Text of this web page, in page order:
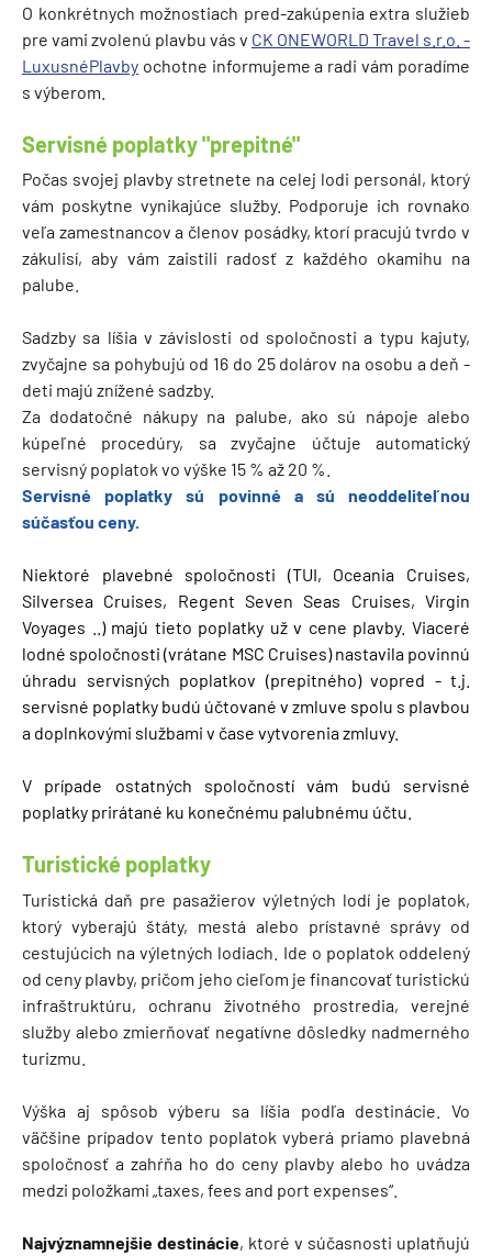
O konkrétnych možnostiach pred-zakúpenia extra služieb
pre vami zvolenú plavbu vás v CK ONEWORLD Travel s.r.o. -
LuxusnéPlavby ochotne informujeme a radi vám poradíme
s výberom.
Servisné poplatky "prepitné"
Počas svojej plavby stretnete na celej lodi personál, ktorý
vám poskytne vynikajúce služby. Podporuje ich rovnako
veľa zamestnancov a členov posádky, ktorí pracujú tvrdo v
zákulisí, aby vám zaistili radosť z každého okamihu na
palube.
Sadzby sa líšia v závislosti od spoločnosti a typu kajuty,
zvyčajne sa pohybujú od 16 do 25 dolárov na osobu a deň -
deti majú znížené sadzby.
Za dodatočné nákupy na palube, ako sú nápoje alebo
kúpeľné procedúry, sa zvyčajne účtuje automatický
servisný poplatok vo výške 15 % až 20 %.
Servisné poplatky sú povinné a sú neoddeliteľnou
súčasťou ceny.
Niektoré plavebné spoločnosti (TUI, Oceania Cruises,
Silversea Cruises, Regent Seven Seas Cruises, Virgin
Voyages ..) majú tieto poplatky už v cene plavby. Viaceré
lodné spoločnosti (vrátane MSC Cruises) nastavila povinnú
úhradu servisných poplatkov (prepitného) vopred - t.j.
servisné poplatky budú účtované v zmluve spolu s plavbou
a doplnkovými službami v čase vytvorenia zmluvy.
V prípade ostatných spoločností vám budú servisné
poplatky prirátané ku konečnému palubnému účtu.
Turistické poplatky
Turistická daň pre pasažierov výletných lodí je poplatok,
ktorý vyberajú štáty, mestá alebo prístavné správy od
cestujúcich na výletných lodiach. Ide o poplatok oddelený
od ceny plavby, pričom jeho cieľom je financovať turistickú
infraštruktúru, ochranu životného prostredia, verejné
služby alebo zmierňovať negatívne dôsledky nadmerného
turizmu.
Výška aj spôsob výberu sa líšia podľa destinácie. Vo
väčšine prípadov tento poplatok vyberá priamo plavebná
spoločnosť a zahŕňa ho do ceny plavby alebo ho uvádza
medzi položkami „taxes, fees and port expenses“.
Najvýznamnejšie destinácie, ktoré v súčasnosti uplatňujú